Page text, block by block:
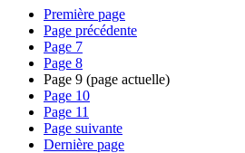
Première page
Page précédente
Page 7
Page 8
Page 9 (page actuelle)
Page 10
Page 11
Page suivante
Dernière page